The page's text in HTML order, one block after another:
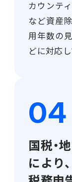
カウンテ
など資産
用年数の
どに対応し
国税・
により、